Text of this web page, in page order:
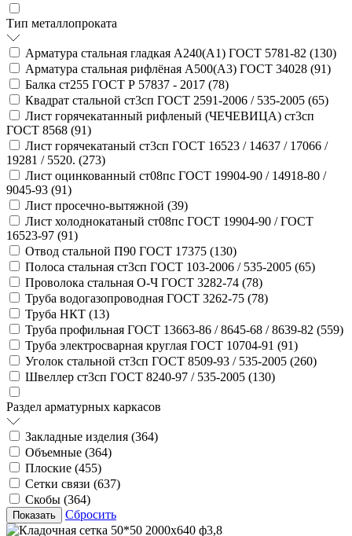
Тип металлопроката
Арматура стальная гладкая А240(А1) ГОСТ 5781-82 (130)
Арматура стальная рифлёная А500(А3) ГОСТ 34028 (91)
Балка ст255 ГОСТ Р 57837 - 2017 (78)
Квадрат стальной ст3сп ГОСТ 2591-2006 / 535-2005 (65)
Лист горячекатанный рифленый (ЧЕЧЕВИЦА) ст3сп
ГОСТ 8568 (91)
Лист горячекатаный ст3сп ГОСТ 16523 / 14637 / 17066 /
19281 / 5520. (273)
Лист оцинкованный ст08пс ГОСТ 19904-90 / 14918-80 /
9045-93 (91)
Лист просечно-вытяжной (39)
Лист холоднокатаный ст08пс ГОСТ 19904-90 / ГОСТ
16523-97 (91)
Отвод стальной П90 ГОСТ 17375 (130)
Полоса стальная ст3сп ГОСТ 103-2006 / 535-2005 (65)
Проволока стальная О-Ч ГОСТ 3282-74 (78)
Труба водогазопроводная ГОСТ 3262-75 (78)
Труба НКТ (13)
Труба профильная ГОСТ 13663-86 / 8645-68 / 8639-82 (559)
Труба электросварная круглая ГОСТ 10704-91 (91)
Уголок стальной ст3сп ГОСТ 8509-93 / 535-2005 (260)
Швеллер ст3сп ГОСТ 8240-97 / 535-2005 (130)
Раздел арматурных каркасов
Закладные изделия (364)
Объемные (364)
Плоские (455)
Сетки связи (637)
Скобы (364)
Сбросить